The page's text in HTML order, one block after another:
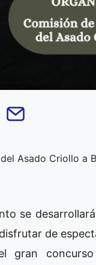
Asado Criollo a
se
de
gran